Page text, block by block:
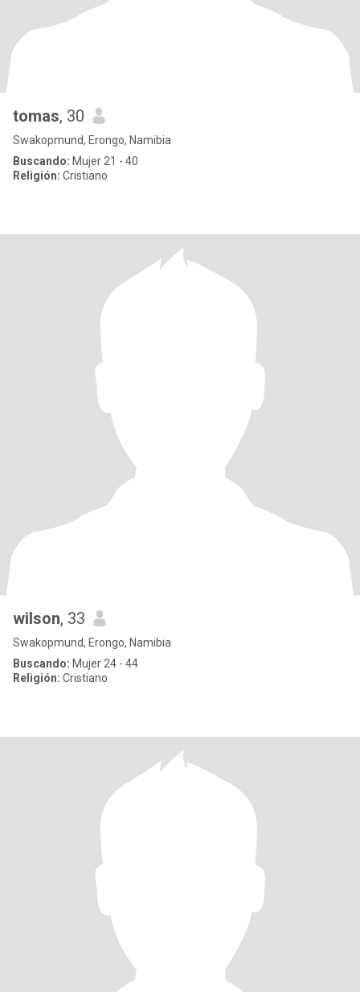
tomas, 30
Swakopmund, Erongo, Namibia
Buscando: Mujer 21 - 40
Religión: Cristiano
wilson, 33
Swakopmund, Erongo, Namibia
Buscando: Mujer 24 - 44
Religión: Cristiano